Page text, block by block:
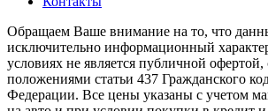
Обращаем Ваше внимание на то, что
исключительно информационный
условиях не является публичной офертой,
положениями статьи 437 Гражданского
Федерации. Все цены указаны с учетом